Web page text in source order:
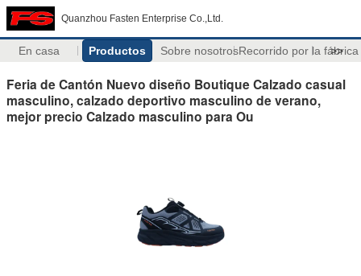
Quanzhou Fasten Enterprise Co.,Ltd.
En casa Productos Sobre nosotrosRecorrido por la fábrica
>>
Feria de Cantón Nuevo diseño Boutique Calzado casual
masculino, calzado deportivo masculino de verano,
mejor precio Calzado masculino para Ou